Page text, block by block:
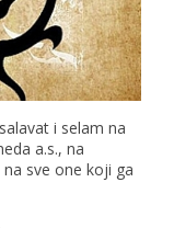
i selam na
a.s., na
sve one koji ga